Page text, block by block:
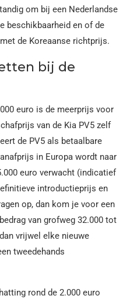
om bij een Nederlandse
beschikbaarheid en of de
de Koreaanse richtprijs.
bij de
euro is de meerprijs voor
van de Kia PV5 zelf
de PV5 als betaalbare
in Europa wordt naar
euro verwacht (indicatief
introductieprijs en
op, dan kom je voor een
van grofweg 32.000 tot
vrijwel elke nieuwe
tweedehands
rond de 2.000 euro